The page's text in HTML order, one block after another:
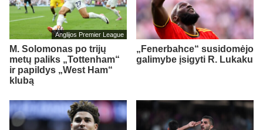
Anglijos Premier League
M. Solomonas po trijų
metų paliks „Tottenham“
ir papildys „West Ham“
klubą
„Fenerbahce“ susidomėjo
galimybe įsigyti R. Lukaku